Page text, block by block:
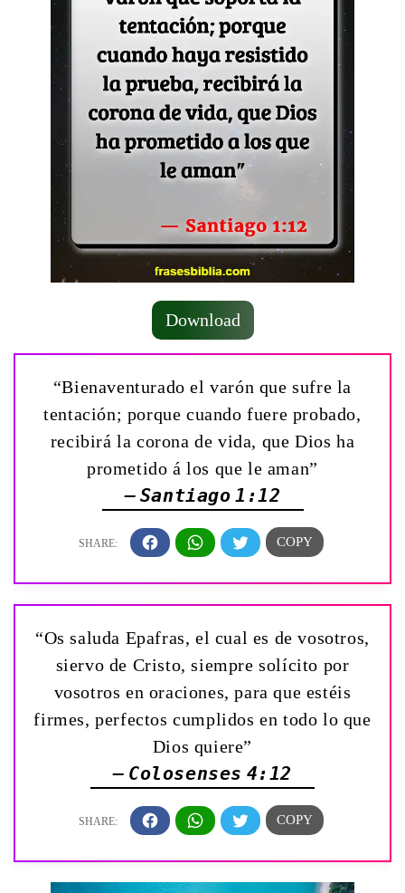
Download
“Bienaventurado el varón que sufre la
tentación; porque cuando fuere probado,
recibirá la corona de vida, que Dios ha
prometido á los que le aman”
— Santiago 1:12
“Os saluda Epafras, el cual es de vosotros,
siervo de Cristo, siempre solícito por
vosotros en oraciones, para que estéis
firmes, perfectos cumplidos en todo lo que
Dios quiere”
— Colosenses 4:12